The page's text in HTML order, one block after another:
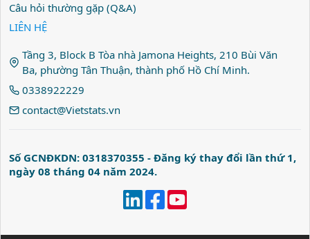
Câu hỏi thường gặp (Q&A)
LIÊN HỆ
Tầng 3, Block B Tòa nhà Jamona Heights, 210 Bùi Văn
Ba, phường Tân Thuận, thành phố Hồ Chí Minh.
0338922229
contact@Vietstats.vn
Số GCNĐKDN: 0318370355 - Đăng ký thay đổi lần thứ 1,
ngày 08 tháng 04 năm 2024.